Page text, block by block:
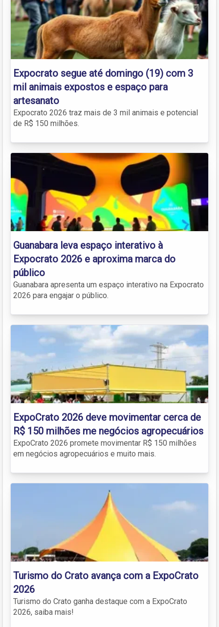
Expocrato segue até domingo (19) com 3
mil animais expostos e espaço para
artesanato
Expocrato 2026 traz mais de 3 mil animais e potencial
de R$ 150 milhões.
Guanabara leva espaço interativo à
Expocrato 2026 e aproxima marca do
público
Guanabara apresenta um espaço interativo na Expocrato
2026 para engajar o público.
ExpoCrato 2026 deve movimentar cerca de
R$ 150 milhões me negócios agropecuários
ExpoCrato 2026 promete movimentar R$ 150 milhões
em negócios agropecuários e muito mais.
Turismo do Crato avança com a ExpoCrato
2026
Turismo do Crato ganha destaque com a ExpoCrato
2026, saiba mais!